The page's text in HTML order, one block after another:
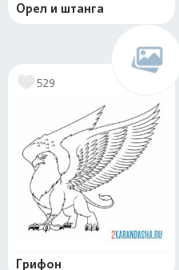
Орел и штанга
529
Грифон